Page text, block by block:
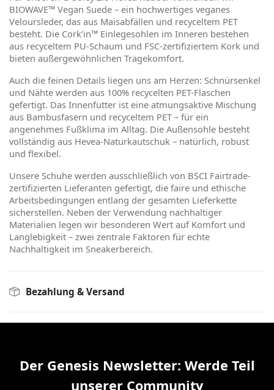
BIOWAVE™ Vegan Suede – ein hochwertiges veganes
Veloursleder, das aus Maisabfällen und recyceltem PET
besteht. Die Cork’in™ Einlegesohlen im Inneren bestehen
aus recyceltem PU-Schaum und FSC-zertifiziertem Kork und
bieten außergewöhnlichen Tragekomfort.
Auch die feinen Details liegen uns am Herzen: Schnürsenkel
und Nähte werden aus 100% recycelten PET-Flaschen
gefertigt. Das Innenfutter ist eine atmungsaktive Mischung
aus Bambusfasern und recyceltem PET – für ein
angenehmes Fußklima im Alltag. Die Außensohle besteht
vollständig aus Hevea-Naturkautschuk – natürlich, robust
und flexibel.
Unsere Schuhe werden ausschließlich von BSCI Fairtrade-
zertifizierten Lieferanten gefertigt, die faire und ethische
Arbeitsbedingungen entlang der gesamten Lieferkette
sicherstellen. Neben der Verwendung nachhaltiger
Materialien legen wir besonderen Wert auf Komfort und
Langlebigkeit – zwei zentrale Faktoren für echte
Nachhaltigkeit im Sneakerbereich.
Bezahlung & Versand
Der Genesis Newsletter: Werde Teil
unserer Community